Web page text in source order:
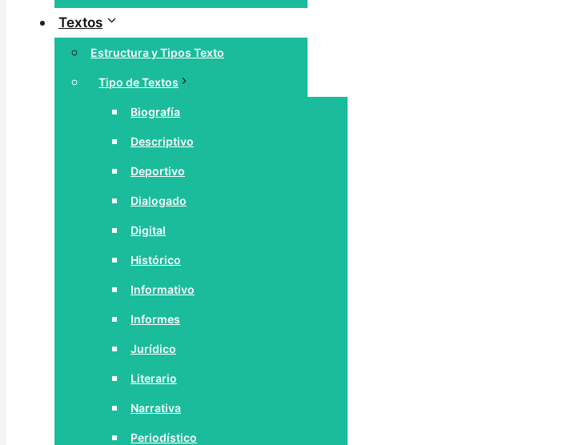
Textos
Estructura y Tipos Texto
Tipo de Textos
Biografía
Descriptivo
Deportivo
Dialogado
Digital
Histórico
Informativo
Informes
Jurídico
Literario
Narrativa
Periodístico